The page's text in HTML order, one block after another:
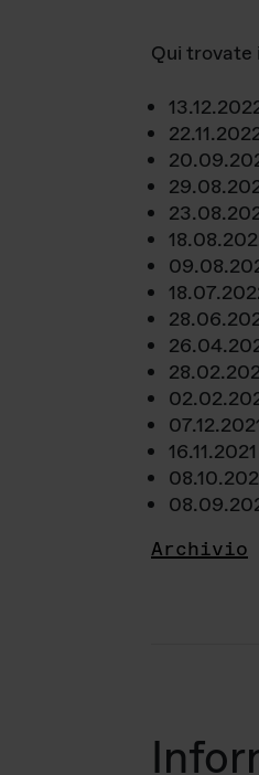
Qui trovate
Archivio